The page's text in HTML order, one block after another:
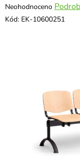
Průměrné
hodnocení
Neohodnoceno
Kód: EK-10600251